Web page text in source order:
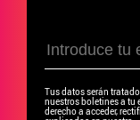
Tus datos serán
nuestros boletines a tu
derecho a acceder,